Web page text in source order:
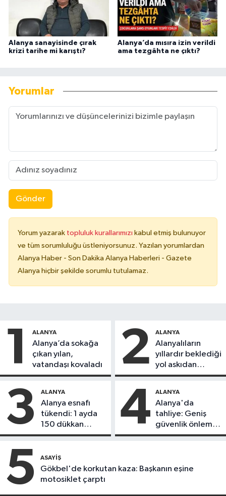
Alanya sanayisinde çırak
krizi tarihe mi karıştı?
Alanya’da mısıra izin verildi
ama tezgâhta ne çıktı?
Yorumlar
Gönder
Yorum yazarak topluluk kurallarımızı kabul etmiş bulunuyor
ve tüm sorumluluğu üstleniyorsunuz. Yazılan yorumlardan
Alanya Haber - Son Dakika Alanya Haberleri - Gazete
Alanya hiçbir şekilde sorumlu tutulamaz.
1 ALANYA
Alanya’da sokağa
çıkan yılan,
vatandaşı kovaladı
2 ALANYA
Alanyalıların
yıllardır beklediği
yol askıdan
döndü
3 ALANYA
Alanya esnafı
tükendi: 1 ayda
150 dükkan
kapandı
4 ALANYA
Alanya'da
tahliye: Geniş
güvenlik önlemi
alındı
5 ASAYIŞ
Gökbel'de korkutan kaza: Başkanın eşine
motosiklet çarptı